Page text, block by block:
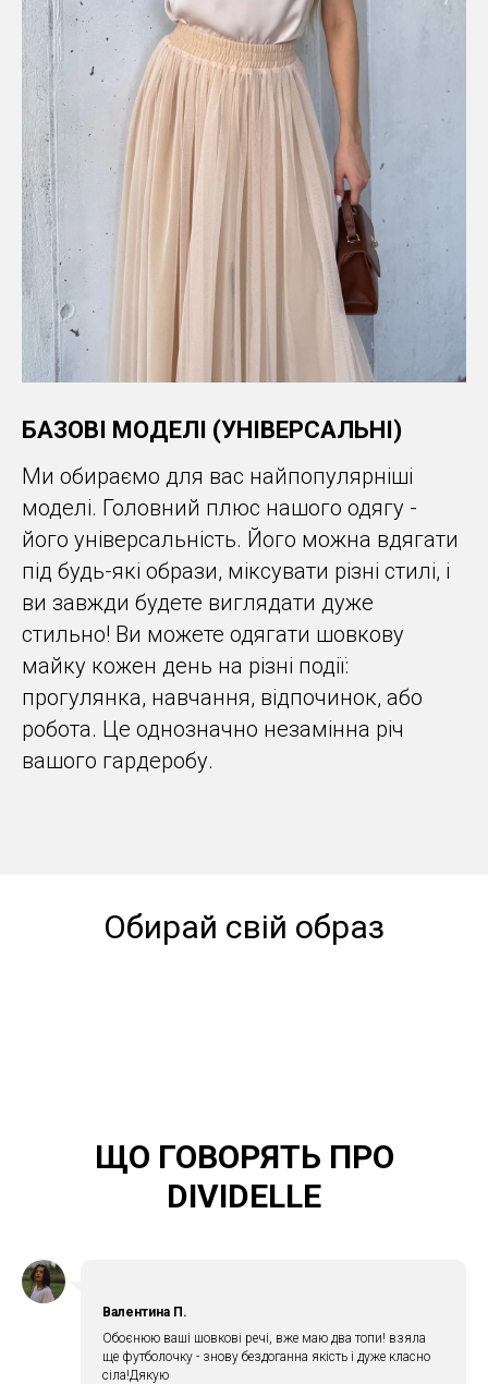
БАЗОВІ МОДЕЛІ (УНІВЕРСАЛЬНІ)
Ми обираємо для вас найпопулярніші
моделі. Головний плюс нашого одягу -
його універсальність. Його можна вдягати
під будь-які образи, міксувати різні стилі, і
ви завжди будете виглядати дуже
стильно! Ви можете одягати шовкову
майку кожен день на різні події:
прогулянка, навчання, відпочинок, або
робота. Це однозначно незамінна річ
вашого гардеробу.
Обирай свій образ
ЩО ГОВОРЯТЬ ПРО
DIVIDELLE
Валентина П.
Обоєнюю ваші шовкові речі, вже маю два топи! взяла
ще футболочку - знову бездоганна якість і дуже класно
сіла!Дякую